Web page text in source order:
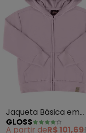
Jaqueta Básica em
Moletom Juvenil
GLOSS
A partir deR$ 101,69